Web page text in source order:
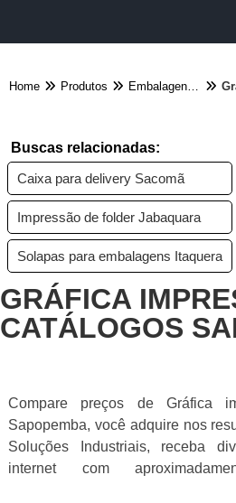
Home Produtos Embalagens diversas - Categoria
Buscas relacionadas:
Caixa para delivery Sacomã
Impressão de folder Jabaquara
Solapas para embalagens Itaquera
GRÁFICA
CATÁLOGOS
Compare preços de Gráfica
Sapopemba, você adquire nos
Soluções Industriais, receba
internet com